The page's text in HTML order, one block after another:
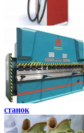
станок